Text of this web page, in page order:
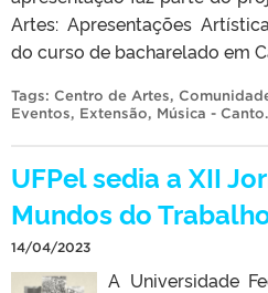
Artes: Apresentações
do curso de bacharelado em
Tags: Centro de Artes,
Eventos, Extensão, Música - Canto.
UFPel sedia a XII
Mundos do
14/04/2023
A Universidade